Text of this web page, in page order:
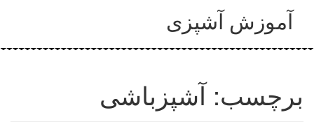
آموزش آشپزی
برچسب: آشپزباشی